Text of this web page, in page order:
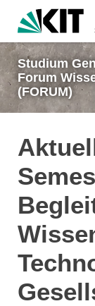
Studium
Forum
(FORUM)